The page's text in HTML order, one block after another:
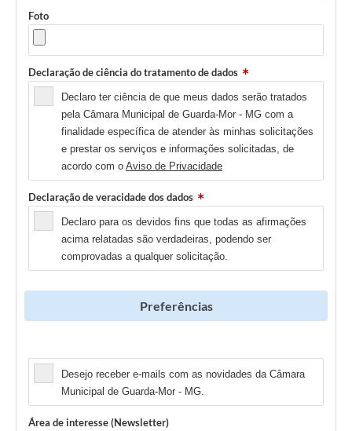
Foto
Declaração de ciência do tratamento de dados
Declaro ter ciência de que meus dados serão tratados
pela Câmara Municipal de Guarda-Mor - MG com a
finalidade específica de atender às minhas solicitações
e prestar os serviços e informações solicitadas, de
acordo com o Aviso de Privacidade
Declaração de veracidade dos dados
Declaro para os devidos fins que todas as afirmações
acima relatadas são verdadeiras, podendo ser
comprovadas a qualquer solicitação.
Preferências
Desejo receber e-mails com as novidades da Câmara
Municipal de Guarda-Mor - MG.
Área de interesse (Newsletter)